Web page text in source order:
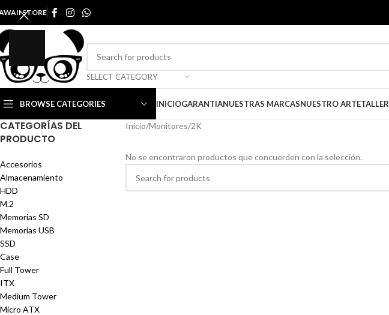
STORE
SELECT CATEGORY
BROWSE CATEGORIES INICIOGARANTIANUESTRAS MARCASNUESTRO ARTETALLER
CATEGORÍAS DEL
PRODUCTO
Accesorios
Almacenamiento
HDD
M.2
Memorias SD
Memorias USB
SSD
Case
Full Tower
ITX
Medium Tower
Micro ATX
Inicio Monitores 2K
No se encontraron productos que concuerden con la selección.